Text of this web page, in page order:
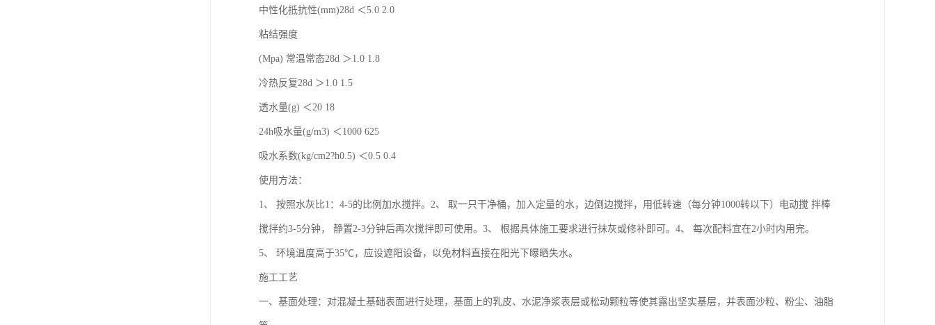
中性化抵抗性(mm)28d ＜5.0 2.0
粘结强度
(Mpa) 常温常态28d ＞1.0 1.8
冷热反复28d ＞1.0 1.5
透水量(g) ＜20 18
24h吸水量(g/m3) ＜1000 625
吸水系数(kg/cm2?h0.5) ＜0.5 0.4
使用方法：
1、 按照水灰比1：4-5的比例加水搅拌。2、 取一只干净桶，加入定量的水，边倒边搅拌，用低转速（每分钟1000转以下）电动搅 拌棒
搅拌约3-5分钟， 静置2-3分钟后再次搅拌即可使用。3、 根据具体施工要求进行抹灰或修补即可。4、 每次配料宜在2小时内用完。
5、 环境温度高于35℃，应设遮阳设备，以免材料直接在阳光下曝晒失水。
施工工艺
一、基面处理：对混凝土基础表面进行处理，基面上的乳皮、水泥净浆表层或松动颗粒等使其露出坚实基层，并表面沙粒、粉尘、油脂